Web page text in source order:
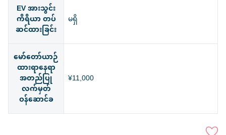
EV အားသွင်း
ကိရိယာ တပ်
ဆင်ထားခြင်း
မရှိ
မော်တော်ယာဉ်
ထားရာနေရာ
အတည်ပြု
လက်မှတ်
ဝန်ဆောင်ခ
¥11,000